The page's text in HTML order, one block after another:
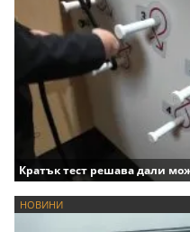
Кратък тест решава дали
НОВИНИ